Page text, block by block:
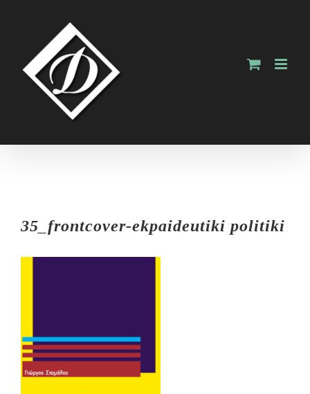
content
35_frontcover-ekpaideutiki politiki